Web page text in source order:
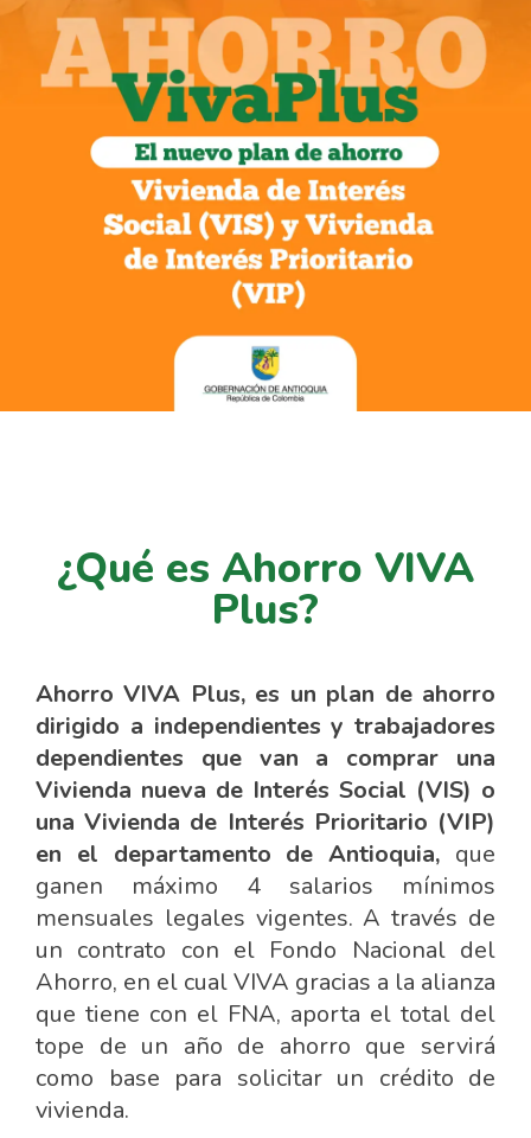
¿Qué es Ahorro VIVA
Plus?
Ahorro VIVA Plus, es un plan de ahorro
dirigido a independientes y trabajadores
dependientes que van a comprar una
Vivienda nueva de Interés Social (VIS) o
una Vivienda de Interés Prioritario (VIP)
en el departamento de Antioquia, que
ganen máximo 4 salarios mínimos
mensuales legales vigentes. A través de
un contrato con el Fondo Nacional del
Ahorro, en el cual VIVA gracias a la alianza
que tiene con el FNA, aporta el total del
tope de un año de ahorro que servirá
como base para solicitar un crédito de
vivienda.